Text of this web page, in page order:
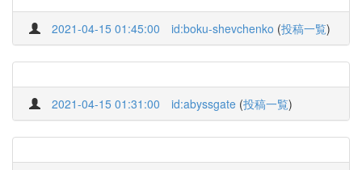
2021-04-15 01:45:00 id:boku-shevchenko (投稿一覧)
2021-04-15 01:31:00 id:abyssgate (投稿一覧)